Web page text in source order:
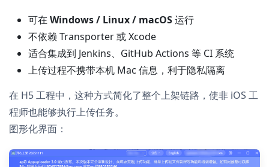
可在 Windows / Linux / macOS运行
不依赖 Transporter 或 Xcode
适合集成到 Jenkins、GitHub Actions 等 CI 系统
上传过程不携带本机 Mac 信息，利于隐私隔离
在 H5 工程中，这种方式简化了整个上架链路，使非 iOS 工
程师也能够执行上传任务。
图形化界面：